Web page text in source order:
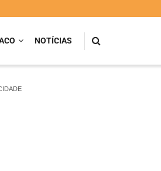
NOTÍCIAS